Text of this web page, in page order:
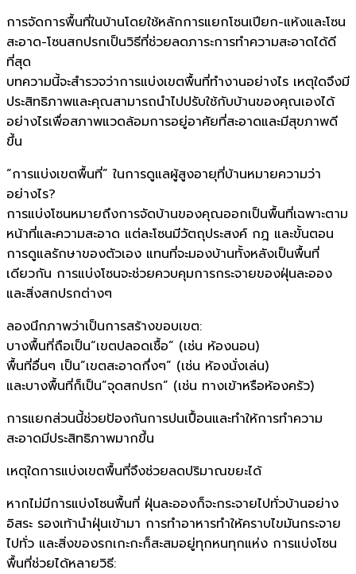
การจัดการพื้นที่ในบ้านโดยใช้หลักการแยกโซนเปียก-แห้งและโซน
สะอาด-โซนสกปรกเป็นวิธีที่ช่วยลดภาระการทำความสะอาดได้ดี
ที่สุด
บทความนี้จะสำรวจว่าการแบ่งเขตพื้นที่ทำงานอย่างไร เหตุใดจึงมี
ประสิทธิภาพและคุณสามารถนำไปปรับใช้กับบ้านของคุณเองได้
อย่างไรเพื่อสภาพแวดล้อมการอยู่อาศัยที่สะอาดและมีสุขภาพดี
ขึ้น
“การแบ่งเขตพื้นที่” ในการดูแลผู้สูงอายุที่บ้านหมายความว่า
อย่างไร?
การแบ่งโซนหมายถึงการจัดบ้านของคุณออกเป็นพื้นที่เฉพาะตาม
หน้าที่และความสะอาด แต่ละโซนมีวัตถุประสงค์ กฎ และขั้นตอน
การดูแลรักษาของตัวเอง แทนที่จะมองบ้านทั้งหลังเป็นพื้นที่
เดียวกัน การแบ่งโซนจะช่วยควบคุมการกระจายของฝุ่นละออง
และสิ่งสกปรกต่างๆ
ลองนึกภาพว่าเป็นการสร้างขอบเขต:
บางพื้นที่ถือเป็น“เขตปลอดเชื้อ” (เช่น ห้องนอน)
พื้นที่อื่นๆ เป็น”เขตสะอาดกึ่งๆ” (เช่น ห้องนั่งเล่น)
และบางพื้นที่ก็เป็น”จุดสกปรก” (เช่น ทางเข้าหรือห้องครัว)
การแยกส่วนนี้ช่วยป้องกันการปนเปื้อนและทำให้การทำความ
สะอาดมีประสิทธิภาพมากขึ้น
เหตุใดการแบ่งเขตพื้นที่จึงช่วยลดปริมาณขยะได้
หากไม่มีการแบ่งโซนพื้นที่ ฝุ่นละอองก็จะกระจายไปทั่วบ้านอย่าง
อิสระ รองเท้านำฝุ่นเข้ามา การทำอาหารทำให้คราบไขมันกระจาย
ไปทั่ว และสิ่งของรกเกะกะก็สะสมอยู่ทุกหนทุกแห่ง การแบ่งโซน
พื้นที่ช่วยได้หลายวิธี: